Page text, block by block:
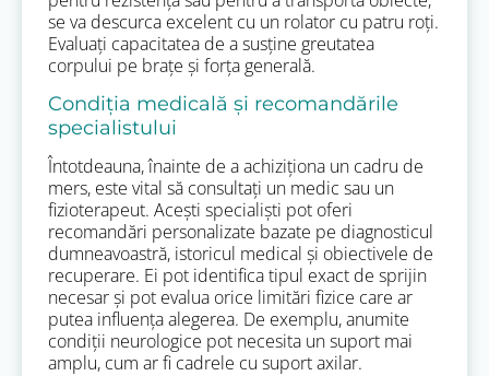
se va descurca excelent cu un rolator cu patru roți.
Evaluați capacitatea de a susține greutatea
corpului pe brațe și forța generală.
Condiția medicală și recomandările
specialistului
Întotdeauna, înainte de a achiziționa un cadru de
mers, este vital să consultați un medic sau un
fizioterapeut. Acești specialiști pot oferi
recomandări personalizate bazate pe diagnosticul
dumneavoastră, istoricul medical și obiectivele de
recuperare. Ei pot identifica tipul exact de sprijin
necesar și pot evalua orice limitări fizice care ar
putea influența alegerea. De exemplu, anumite
condiții neurologice pot necesita un suport mai
amplu, cum ar fi cadrele cu suport axilar.